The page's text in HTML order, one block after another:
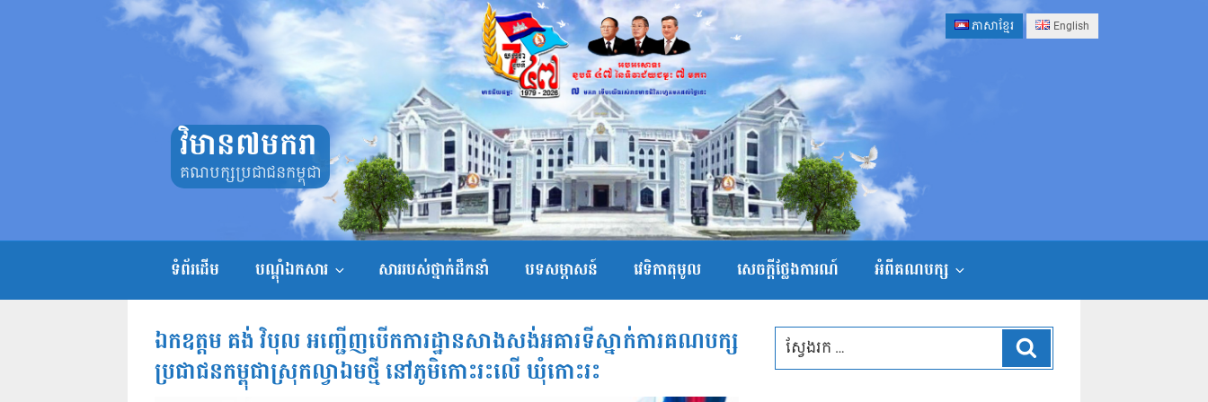
ភាសាខ្មែរ English
វិមាន៧មករា
គណបក្សប្រជាជនកម្ពុជា
ទំព័រដើម បណ្តុំឯកសារ សាររបស់ថ្នាក់ដឹកនាំ បទសម្ភាសន៍ វេទិកាតុមូល សេចក្ដីថ្លែងការណ៍ អំពីគណបក្ស
ឯកឧត្តម គង់ វិបុល​ អញ្ជើញបើកការដ្ឋានសាងសង់អគារទីស្នាក់ការគណបក្ស
ប្រជាជនកម្ពុជាស្រុកល្វាឯមថ្មី​ នៅភូមិកោះរះលើ ឃុំកោះរះ